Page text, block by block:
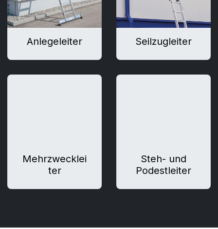
Anlegeleiter Seilzugleiter
Mehrzwecklei
ter
Steh- und
Podestleiter